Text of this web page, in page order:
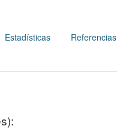
Estadísticas
Referencias